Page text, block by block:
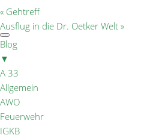
« Gehtreff
Ausflug in die Dr. Oetker Welt »
Blog
▼
A 33
Allgemein
AWO
Feuerwehr
IGKB